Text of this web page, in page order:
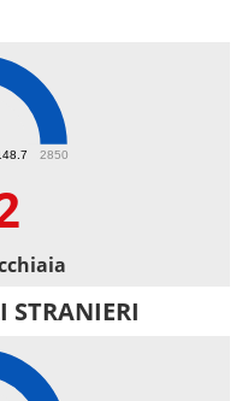
2850
STRANIERI